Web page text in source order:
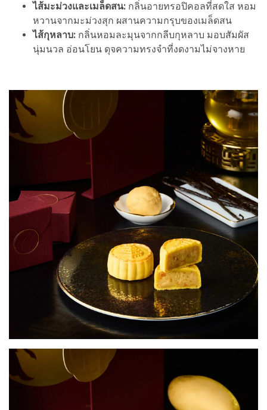
ไส้มะม่วงและเมล็ดสน: กลิ่นอายทรอปิคอลที่สดใส หอม
หวานจากมะม่วงสุก ผสานความกรุบของเมล็ดสน
ไส้กุหลาบ: กลิ่นหอมละมุนจากกลีบกุหลาบ มอบสัมผัส
นุ่มนวล อ่อนโยน ดุจความทรงจำที่งดงามไม่จางหาย